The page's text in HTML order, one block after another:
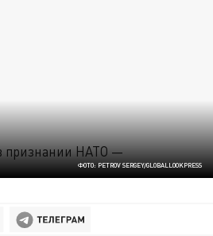
ФОТО: PETROV SERGEY/GLOBALLOOKPRESS